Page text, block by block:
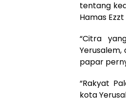
tentang
Hamas
“Citra
papar
“Rakyat
kota